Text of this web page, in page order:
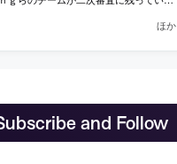
ほか
and Follow